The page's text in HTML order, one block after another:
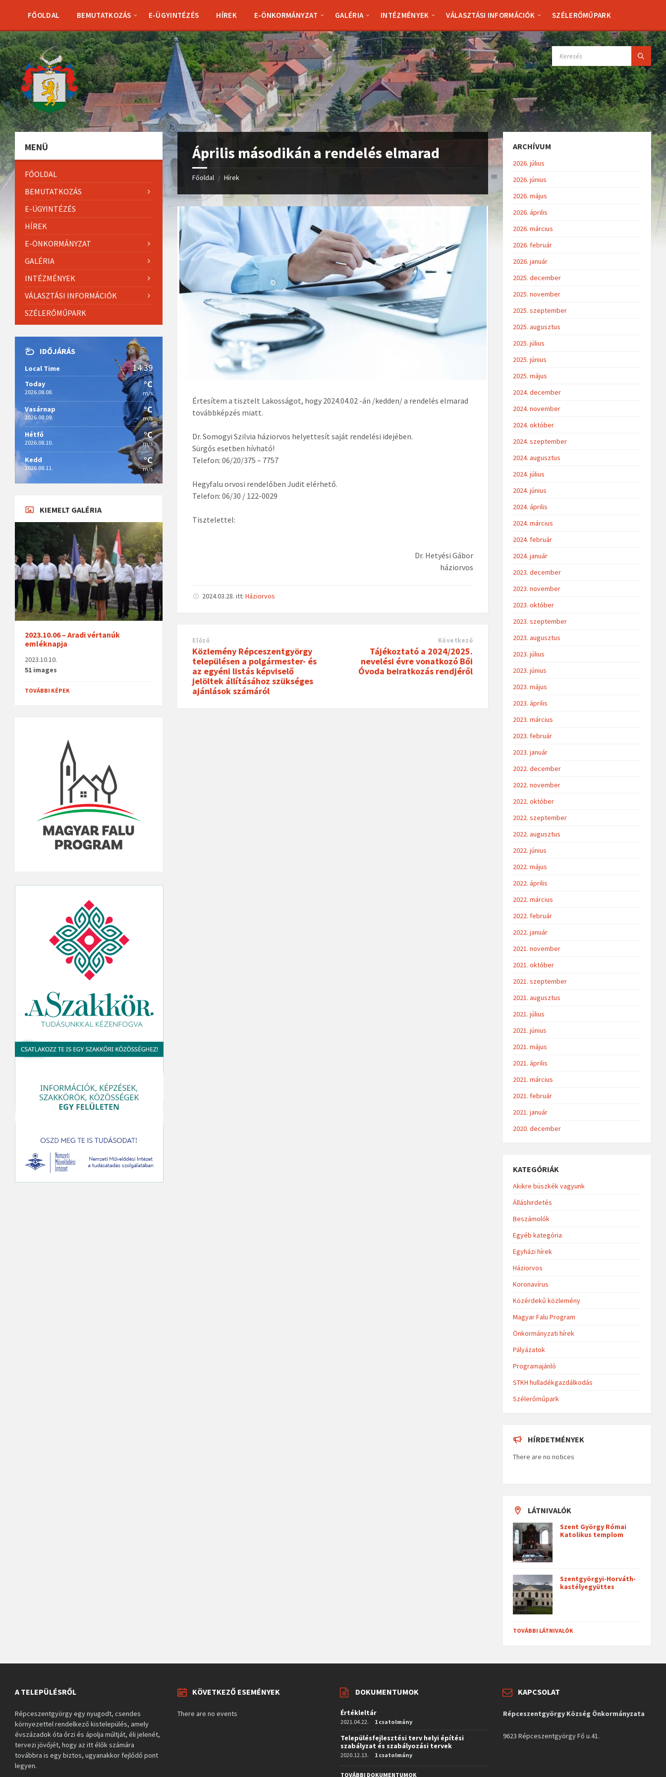
sidebar
sidebar
FŐOLDAL BEMUTATKOZÁS E-ÜGYINTÉZÉS HÍREK E-ÖNKORMÁNYZAT GALÉRIA INTÉZMÉNYEK VÁLASZTÁSI INFORMÁCIÓK SZÉLERŐMŰPARK
SEARCH:
Április másodikán a rendelés elmarad
Főoldal / Hírek
Értesítem a tisztelt Lakosságot, hogy 2024.04.02 -án /kedden/ a rendelés elmarad
továbbképzés miatt.
Dr. Somogyi Szilvia háziorvos helyettesít saját rendelési idejében.
Sürgős esetben hívható!
Telefon: 06/20/375 – 7757
Hegyfalu orvosi rendelőben Judit elérhető.
Telefon: 06/30 / 122-0029
Tisztelettel:
Dr. Hetyési Gábor
háziorvos
2024.03.28.itt:Háziorvos
Előző
Közlemény Répceszentgyörgy
településen a polgármester- és
az egyéni listás képviselő
jelöltek állításához szükséges
ajánlások számáról
Következő
Tájékoztató a 2024/2025.
nevelési évre vonatkozó Bői
Óvoda beiratkozás rendjéről
MENÜ
FŐOLDAL
BEMUTATKOZÁS
E-ÜGYINTÉZÉS
HÍREK
E-ÖNKORMÁNYZAT
GALÉRIA
INTÉZMÉNYEK
VÁLASZTÁSI INFORMÁCIÓK
SZÉLERŐMŰPARK
IDŐJÁRÁS
Local Time 14:39
Today
2026.08.08.
°C
m/s
Vasárnap
2026.08.09.
°C
m/s
Hétfő
2026.08.10.
°C
m/s
Kedd
2026.08.11.
°C
m/s
KIEMELT GALÉRIA
2023.10.06 – Aradi vértanúk
emléknapja
2023.10.10.
51 images
TOVÁBBI KÉPEK
ARCHÍVUM
2026. július
2026. június
2026. május
2026. április
2026. március
2026. február
2026. január
2025. december
2025. november
2025. szeptember
2025. augusztus
2025. július
2025. június
2025. május
2024. december
2024. november
2024. október
2024. szeptember
2024. augusztus
2024. július
2024. június
2024. április
2024. március
2024. február
2024. január
2023. december
2023. november
2023. október
2023. szeptember
2023. augusztus
2023. július
2023. június
2023. május
2023. április
2023. március
2023. február
2023. január
2022. december
2022. november
2022. október
2022. szeptember
2022. augusztus
2022. június
2022. május
2022. április
2022. március
2022. február
2022. január
2021. november
2021. október
2021. szeptember
2021. augusztus
2021. július
2021. június
2021. május
2021. április
2021. március
2021. február
2021. január
2020. december
KATEGÓRIÁK
Akikre büszkék vagyunk
Álláshirdetés
Beszámolók
Egyéb kategória
Egyházi hírek
Háziorvos
Koronavírus
Közérdekű közlemény
Magyar Falu Program
Önkormányzati hírek
Pályázatok
Programajánló
STKH hulladékgazdálkodás
Szélerőműpark
HÍRDETMÉNYEK
There are no notices
LÁTNIVALÓK
Szent György Római
Katolikus templom
Szentgyörgyi-Horváth-
kastélyegyüttes
TOVÁBBI LÁTNIVALÓK
A TELEPÜLÉSRŐL
Répceszentgyörgy egy nyugodt, csendes
környezettel rendelkező kistelepülés, amely
évszázadok óta őrzi és ápolja múltját, éli jelenét,
tervezi jövőjét, hogy az itt élők számára
továbbra is egy biztos, ugyanakkor fejlődő pont
legyen.
KÖVETKEZŐ ESEMÉNYEK
There are no events
DOKUMENTUMOK
Értékleltár
2021.04.22. 1 csatolmány
Településfejlesztési terv helyi építési
szabályzat és szabályozási tervek
2020.12.13. 1 csatolmány
TOVÁBBI DOKUMENTUMOK
KAPCSOLAT
Répceszentgyörgy Község Önkormányzata
9623 Répceszentgyörgy Fő u.41.